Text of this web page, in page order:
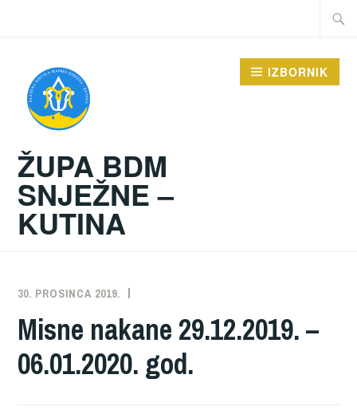
Traži:
ŽUPA BDM
SNJEŽNE –
KUTINA
IZBORNIK
30. PROSINCA 2019.
Misne nakane 29.12.2019. –
06.01.2020. god.